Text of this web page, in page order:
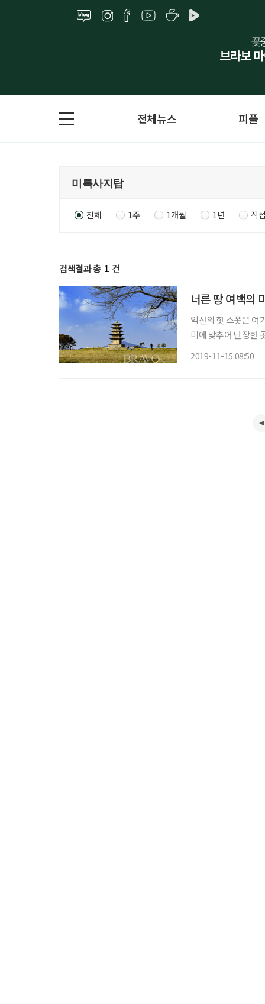
전체뉴스 피플
전체 1주 1개월 1년 직
검색결과 총 1 건
너른 땅 여백의
익산의 핫 스폿은 여기다. 흔히들 인스타 명소라 하여 새롭게 만들어 내거나
미에 맞추어 단장한
2019-11-15 08:50